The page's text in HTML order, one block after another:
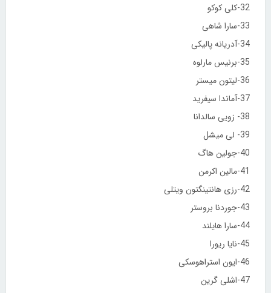
32-کلی کوکو
33-سارا شاهی
34-آدریانه پالیکی
35-برنیس مارلوه
36-لیتون میستر
37-آماندا سیفرید
38- زویی سالدانا
39- لی میشل
40-جولین هاگ
41-مالین اکرمن
42-رزی هانتینگتون ویتلی
43-جوردنا بروستر
44-سارا هایلند
45-نایا ریورا
46-ایون استراهوسکی
47-اشلی گرین